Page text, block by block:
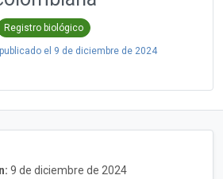
Registro biológico
el 9 de diciembre de 2024
9 de diciembre de 2024